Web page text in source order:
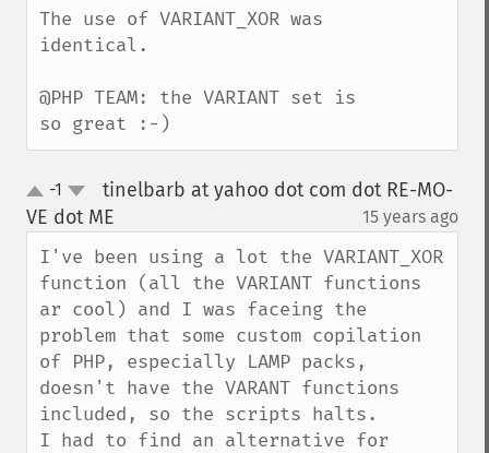
The use of VARIANT_XOR was
identical.
@PHP TEAM: the VARIANT set is
so great :-)
up
down
-1
tinelbarb at yahoo dot com dot RE-MO-
VE dot ME
15 years ago
I've been using a lot the VARIANT_XOR
function (all the VARIANT functions
ar cool) and I was faceing the
problem that some custom copilation
of PHP, especially LAMP packs,
doesn't have the VARANT functions
included, so the scripts halts.
I had to find an alternative for